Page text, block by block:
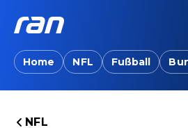
Home NFL Fußball
NFL